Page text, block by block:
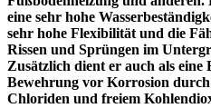
eine sehr hohe
sehr hohe Flexibilität und die
Rissen und Sprüngen im
Zusätzlich dient er auch als eine
Bewehrung vor Korrosion
Chloriden und freiem